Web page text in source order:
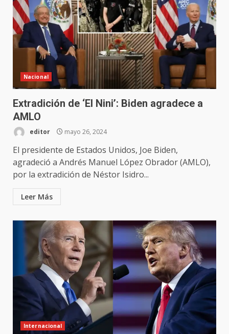
Nacional
Extradición de ‘El Nini’: Biden agradece a
AMLO
editor mayo 26, 2024
El presidente de Estados Unidos, Joe Biden,
agradeció a Andrés Manuel López Obrador (AMLO),
por la extradición de Néstor Isidro...
Leer Más
Internacional